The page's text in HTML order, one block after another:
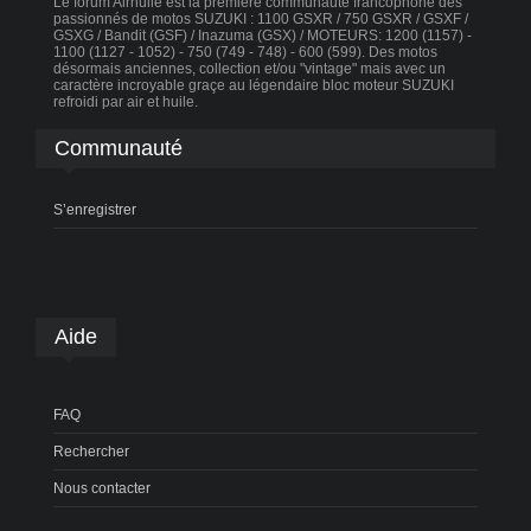
passionnés de motos SUZUKI : 1100 GSXR / 750 GSXR / GSXF /
GSXG / Bandit (GSF) / Inazuma (GSX) / MOTEURS: 1200 (1157) -
1100 (1127 - 1052) - 750 (749 - 748) - 600 (599). Des motos
désormais anciennes, collection et/ou "vintage" mais avec un
caractère incroyable graçe au légendaire bloc moteur SUZUKI
refroidi par air et huile.
Communauté
S’enregistrer
Aide
FAQ
Rechercher
Nous contacter